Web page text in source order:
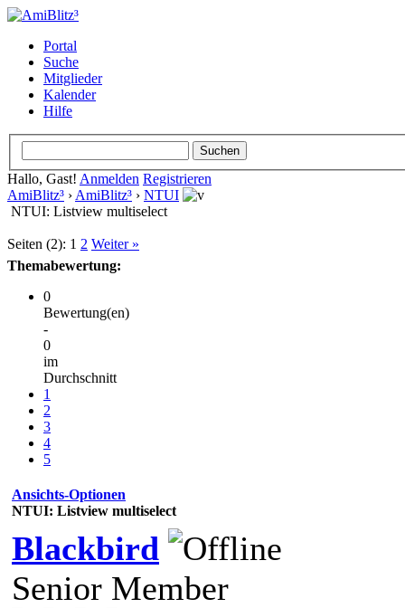
Portal
Suche
Mitglieder
Kalender
Hilfe
Hallo, Gast! Anmelden Registrieren
AmiBlitz³ › AmiBlitz³ › NTUI
NTUI: Listview multiselect
Seiten (2): 1 2 Weiter »
Themabewertung:
0
Bewertung(en)
-
0
im
Durchschnitt
1
2
3
4
5
Ansichts-Optionen
NTUI: Listview multiselect
Blackbird
Senior Member